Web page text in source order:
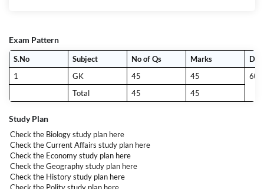
Exam Pattern
S.No Subject No of Qs Marks
1
GK 45 45
Total
45 45
Study Plan
Check the Biology study plan here
Check the Current Affairs study plan here
Check the Economy study plan here
Check the Geography study plan here
Check the History study plan here